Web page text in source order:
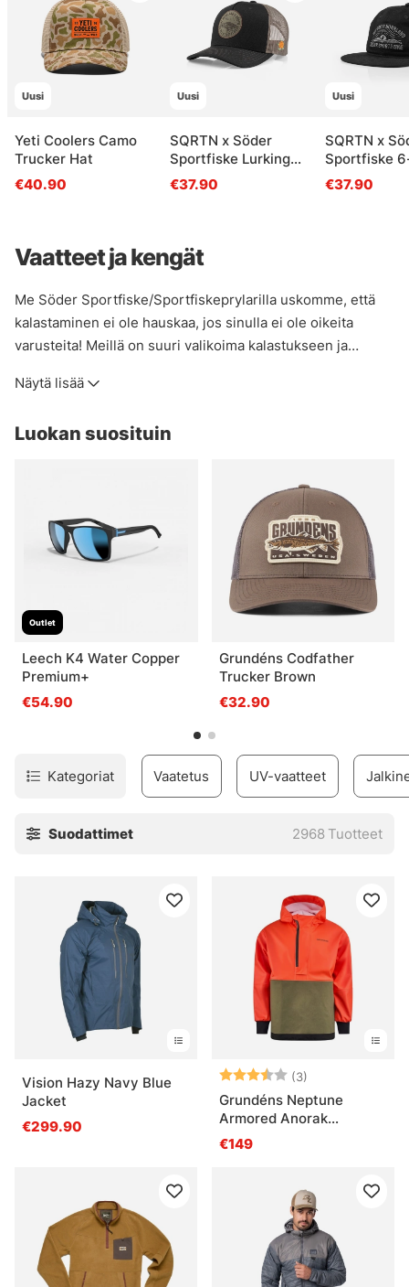
Uusi
Yeti Coolers Camo
Trucker Hat
€40.90
Uusi
SQRTN x Söder
Sportfiske Lurking
Pike Trucker, Black
€37.90
Uusi
SQRTN x
Sportfiske
Cap, Black
€37.90
Vaatteet ja kengät
Me Söder Sportfiske/Sportfiskeprylarilla uskomme, että
kalastaminen ei ole hauskaa, jos sinulla ei ole oikeita
varusteita! Meillä on suuri valikoima kalastukseen ja
lämpimänä tai siltä väliltä, meiltä löydät tarvitsemasi! Jos et
varastoida, lähetä sähköpostia asiakaspalvelutiimillemme
Näytä lisää
Luokan suosituin
Outlet
Leech K4 Water Copper
Premium+
€54.90
Grundéns Codfather
Trucker Brown
€32.90
Kategoriat Vaatetus UV-vaatteet
Suodattimet 2968 Tuotteet
Vision Hazy Navy Blue
Jacket
€299.90
Arvio: (3)
Grundéns Neptune
Armored Anorak
Orange/Olive
€149